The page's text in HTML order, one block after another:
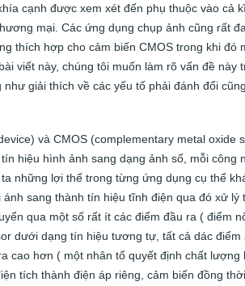
cạnh được xem xét đến phụ thuộc vào cả
mại. Các ứng dụng chụp ảnh cũng rất
thích hợp cho cảm biến CMOS trong khi đó
viết này, chúng tôi muốn làm rõ vấn đề này
giải thích về các yếu tố phải đánh đổi
và CMOS (complementary metal oxide
hiệu hình ảnh sang dạng ảnh số, mỗi công
những lợi thế trong từng ứng dụng cụ thể
sang thành tín hiệu tĩnh điện qua đó xử lý
qua một số rất ít các điểm đầu ra ( điểm
dưới dạng tín hiệu tương tự, tất cả dác
cao hơn ( một nhân tố quyết định chất
tích thành điện áp riêng, cảm biến đồng